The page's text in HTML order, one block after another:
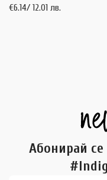
€6.14/ 12.01 лв.
Абонирай